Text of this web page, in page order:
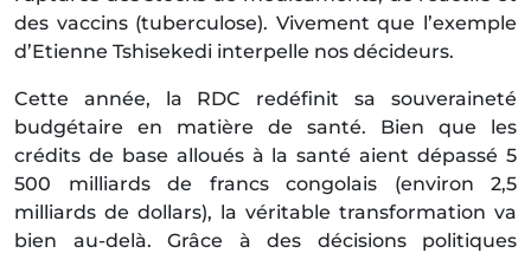
des vaccins (tuberculose). Vivement que l’exemple
d’Etienne Tshisekedi interpelle nos décideurs.
Cette année, la RDC redéfinit sa souveraineté
budgétaire en matière de santé. Bien que les
crédits de base alloués à la santé aient dépassé 5
500 milliards de francs congolais (environ 2,5
milliards de dollars), la véritable transformation va
bien au-delà. Grâce à des décisions politiques